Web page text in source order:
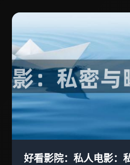
好看影院：私人电影：